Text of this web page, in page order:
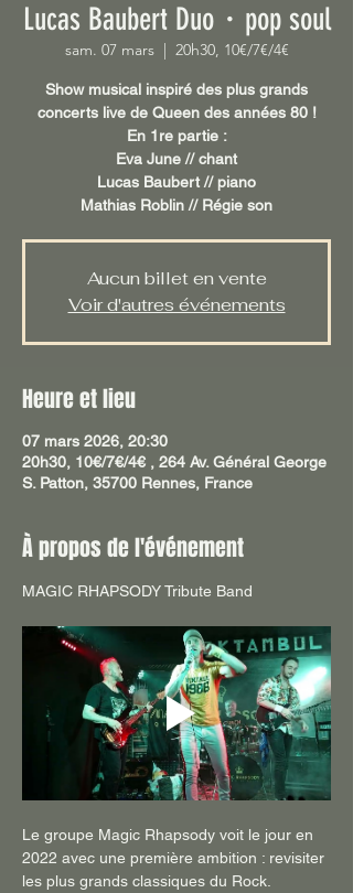
Lucas Baubert Duo・pop soul
sam. 07 mars
  |
20h30, 10€/7€/4€
Show musical inspiré des plus grands
concerts live de Queen des années 80 !
En 1re partie :
Eva June // chant
Lucas Baubert // piano
Mathias Roblin // Régie son
Aucun billet en vente
Voir d'autres événements
Heure et lieu
07 mars 2026, 20:30
20h30, 10€/7€/4€ , 264 Av. Général George
S. Patton, 35700 Rennes, France
À propos de l'événement
MAGIC RHAPSODY Tribute Band
Le groupe Magic Rhapsody voit le jour en
2022 avec une première ambition : revisiter
les plus grands classiques du Rock.